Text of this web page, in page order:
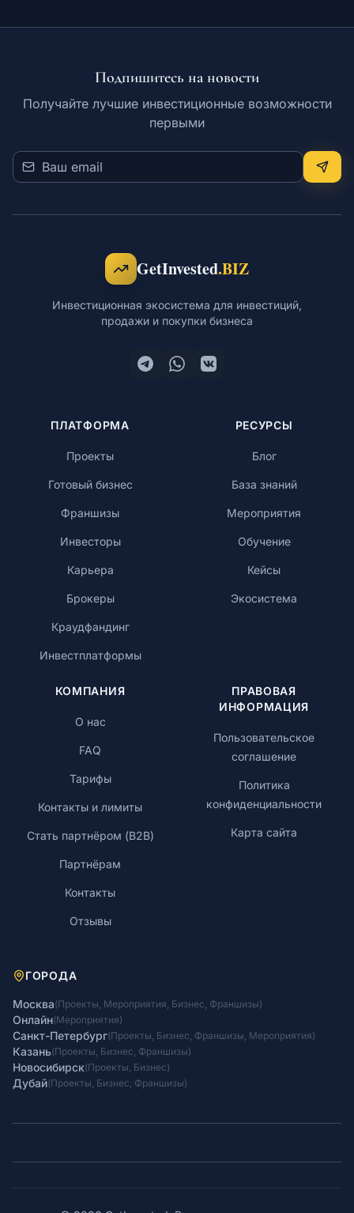
Подпишитесь на новости
Получайте лучшие инвестиционные возможности
первыми
GetInvested.BIZ
Инвестиционная экосистема для инвестиций,
продажи и покупки бизнеса
ПЛАТФОРМА
Проекты
Готовый бизнес
Франшизы
Инвесторы
Карьера
Брокеры
Краудфандинг
Инвестплатформы
РЕСУРСЫ
Блог
База знаний
Мероприятия
Обучение
Кейсы
Экосистема
КОМПАНИЯ
О нас
FAQ
Тарифы
Контакты и лимиты
Стать партнёром (B2B)
Партнёрам
Контакты
Отзывы
ПРАВОВАЯ
ИНФОРМАЦИЯ
Пользовательское
соглашение
Политика
конфиденциальности
Карта сайта
ГОРОДА
Москва(Проекты, Мероприятия, Бизнес, Франшизы)
Онлайн(Мероприятия)
Санкт-Петербург(Проекты, Бизнес, Франшизы, Мероприятия)
Казань(Проекты, Бизнес, Франшизы)
Новосибирск(Проекты, Бизнес)
Дубай(Проекты, Бизнес, Франшизы)